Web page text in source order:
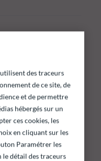
des traceurs
de ce site, de
et de permettre
hébergés sur un
ces cookies, les
en cliquant sur les
Paramétrer les
détail des traceurs